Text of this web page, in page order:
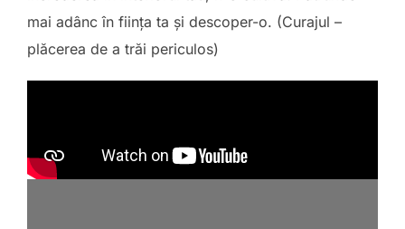
mai adânc în ființa ta și descoper-o. (Curajul –
plăcerea de a trăi periculos)